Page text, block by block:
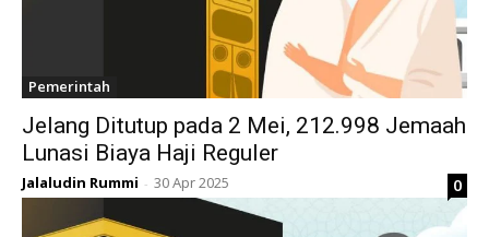
Pemerintah
Jelang Ditutup pada 2 Mei, 212.998 Jemaah
Lunasi Biaya Haji Reguler
Jalaludin Rummi - 30 Apr 2025 0